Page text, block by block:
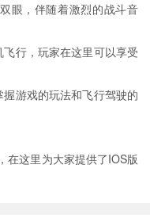
眼，伴随着激烈的战斗音
行，玩家在这里可以享受
游戏的玩法和飞行驾驶的
在这里为大家提供了IOS版